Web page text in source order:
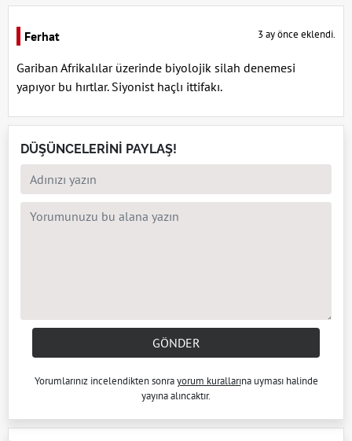
Ferhat 3 ay önce eklendi.
Gariban Afrikalılar üzerinde biyolojik silah denemesi
yapıyor bu hırtlar. Siyonist haçlı ittifakı.
DÜŞÜNCELERİNİ PAYLAŞ!
GÖNDER
Yorumlarınız incelendikten sonrayorum kurallarına uyması halinde
yayına alıncaktır.